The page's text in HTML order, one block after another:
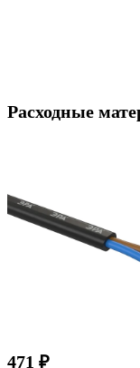
Расходные
471 ₽